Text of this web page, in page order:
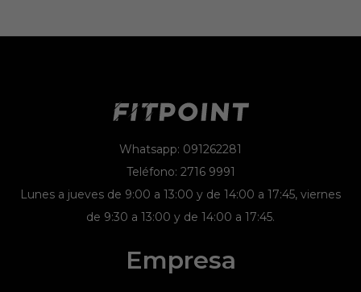
Whatsapp: 091262281
Teléfono: 2716 9991
Lunes a jueves de 9:00 a 13:00 y de 14:00 a 17:45, viernes
de 9:30 a 13:00 y de 14:00 a 17:45.
Empresa